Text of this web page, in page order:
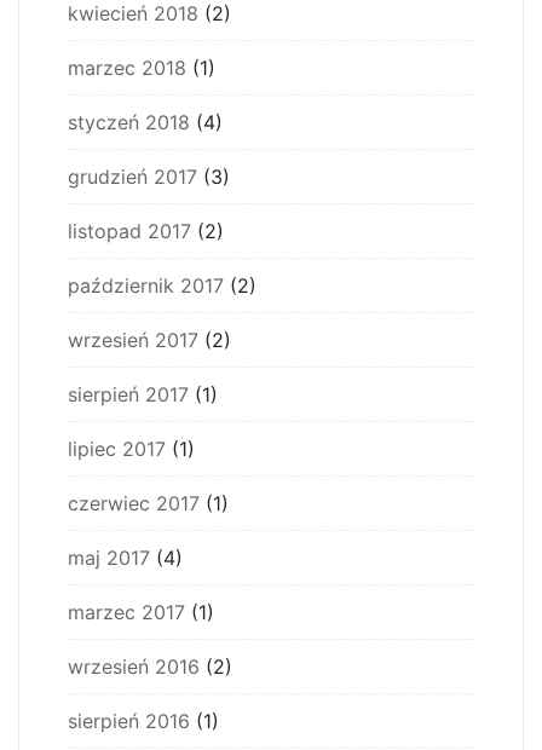
kwiecień 2018 (2)
marzec 2018 (1)
styczeń 2018 (4)
grudzień 2017 (3)
listopad 2017 (2)
październik 2017 (2)
wrzesień 2017 (2)
sierpień 2017 (1)
lipiec 2017 (1)
czerwiec 2017 (1)
maj 2017 (4)
marzec 2017 (1)
wrzesień 2016 (2)
sierpień 2016 (1)